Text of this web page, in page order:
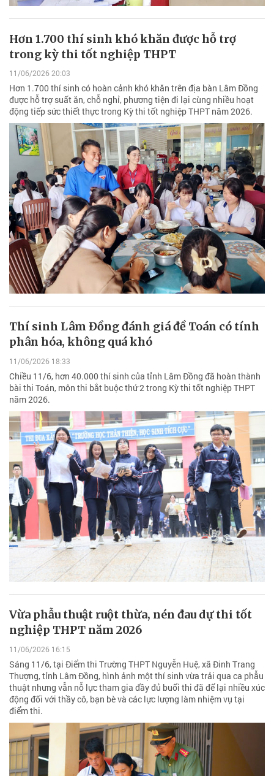
Hơn 1.700 thí sinh khó khăn được hỗ trợ
trong kỳ thi tốt nghiệp THPT
11/06/2026 20:03
Hơn 1.700 thí sinh có hoàn cảnh khó khăn trên địa bàn Lâm Đồng
được hỗ trợ suất ăn, chỗ nghỉ, phương tiện đi lại cùng nhiều hoạt
động tiếp sức thiết thực trong Kỳ thi tốt nghiệp THPT năm 2026.
Thí sinh Lâm Đồng đánh giá đề Toán có tính
phân hóa, không quá khó
11/06/2026 18:33
Chiều 11/6, hơn 40.000 thí sinh của tỉnh Lâm Đồng đã hoàn thành
bài thi Toán, môn thi bắt buộc thứ 2 trong Kỳ thi tốt nghiệp THPT
năm 2026.
Vừa phẫu thuật ruột thừa, nén đau dự thi tốt
nghiệp THPT năm 2026
11/06/2026 16:15
Sáng 11/6, tại Điểm thi Trường THPT Nguyễn Huệ, xã Đinh Trang
Thượng, tỉnh Lâm Đồng, hình ảnh một thí sinh vừa trải qua ca phẫu
thuật nhưng vẫn nỗ lực tham gia đầy đủ buổi thi đã để lại nhiều xúc
động đối với thầy cô, bạn bè và các lực lượng làm nhiệm vụ tại
điểm thi.